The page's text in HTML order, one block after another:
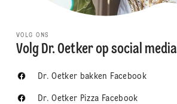
VOLG ONS
Volg Dr. Oetker op social media
Dr. Oetker bakken Facebook
Dr. Oetker Pizza Facebook